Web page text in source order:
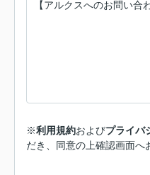
※利用規約およびプライバ
だき、同意の上確認画面へ